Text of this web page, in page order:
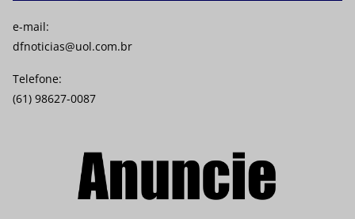
e-mail:
dfnoticias@uol.com.br
Telefone:
(61) 98627-0087